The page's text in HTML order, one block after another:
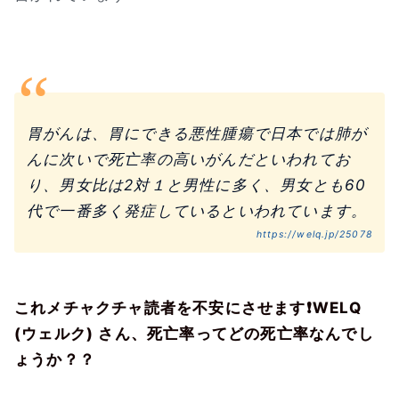
胃がんは、胃にできる悪性腫瘍で日本では肺が
んに次いで死亡率の高いがんだといわれてお
り、男女比は2対１と男性に多く、男女とも60
代で一番多く発症しているといわれています。
https://welq.jp/25078
これメチャクチャ読者を不安にさせます❗WELQ
(ウェルク) さん、死亡率ってどの死亡率なんでし
ょうか？？